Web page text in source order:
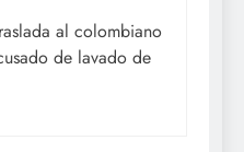
al colombiano
de lavado de